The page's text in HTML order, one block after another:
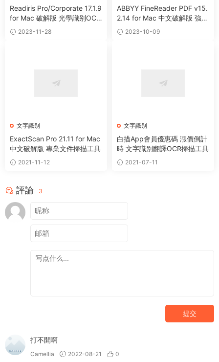
Readiris Pro/Corporate 17.1.9
for Mac 破解版 光學識别OCR
軟件2023-11-28
ABBYY FineReader PDF v15.
2.14 for Mac 中文破解版 強大
OCR文字識别軟件
2023-10-09
文字識别
ExactScan Pro 21.11 for Mac
中文破解版 專業文件掃描工具
2021-11-12
文字識别
白描App會員優惠碼 漲價倒計
時 文字識别翻譯OCR掃描工具
2021-07-11
評論 3
提交
打不開啊
Camellia 2022-08-21 0